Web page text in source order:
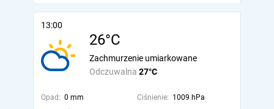
13:00
26°C
Odczuwalna 27°C
Zachmurzenie umiarkowane
Opad: 0 mm Ciśnienie: 1009 hPa